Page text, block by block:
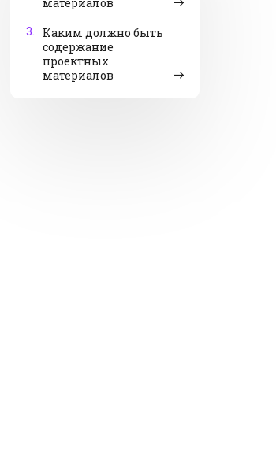
3.
Каким должно быть
содержание
проектных
материалов